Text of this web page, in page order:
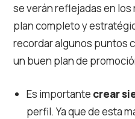
se verán reflejadas en
plan completo y
recordar algunos puntos
un buen plan de
Es importante crear
perfil. Ya que de esta